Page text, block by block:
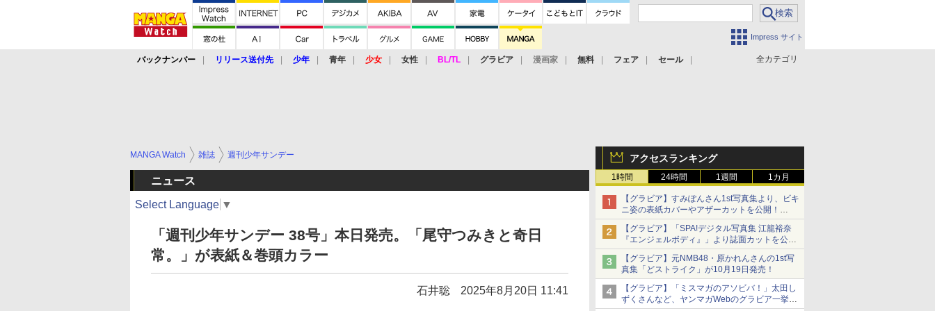
Impress サイト
全カテゴリ
バックナンバー リリース送付先 少年 青年 少女 女性 BL/TL グラビア 漫画家 無料 フェア セール
アクセスランキング
1時間 24時間 1週間 1カ月
【グラビア】すみぽんさん1st写真集より、ビキ
ニ姿の表紙カバーやアザーカットを公開！
タイトルは「offcourt（オフコート）」に決定
【グラビア】「SPA!デジタル写真集 江籠裕奈
『エンジェルボディ』」より誌面カットを公
開！
【グラビア】元NMB48・原かれんさんの1st写
真集「どストライク」が10月19日発売！
【グラビア】「ミスマガのアソビバ！」太田し
ずくさんなど、ヤンマガWebのグラビア一挙公
MANGA Watch 雑誌 週刊少年サンデー
ニュース
Select Language ▼
「週刊少年サンデー 38号」本日発売。「尾守つみきと奇日
常。」が表紙＆巻頭カラー
石井聡 2025年8月20日 11:41